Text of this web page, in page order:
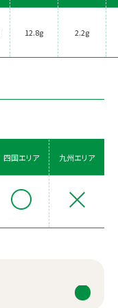
12.8g 2.2g
四国エリア 九州エリア